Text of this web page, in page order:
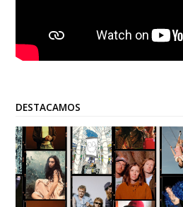
DESTACAMOS